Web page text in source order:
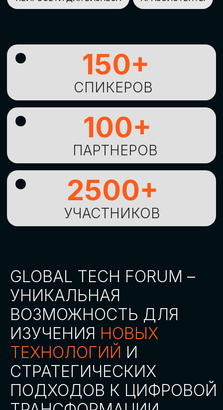
GLOBAL TECH FORUM –
ИЗУЧЕНИЯНОВЫХ
ТЕХНОЛОГИЙИ
СТРАТЕГИЧЕСКИХ
ПОДХОДОВ К ЦИФРОВОЙ
ТРАНСФОРМАЦИИ
БИЗНЕСА
ОСТАВИТЬ
ЗАЯВКУ
АККРЕДИТАЦИЯ
СМИ
СКАЧАТЬ ПРОГРАММУ
СТАТЬ СПИКЕРОМ
Оставьте заявку, наши менеджеры
СТАТЬ УЧАСТНИКОМ